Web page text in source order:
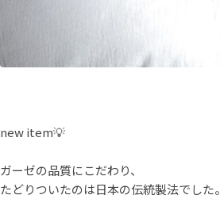
new item💡
ガーゼの品質にこだわり、
たどりついたのは日本の伝統製法でした。